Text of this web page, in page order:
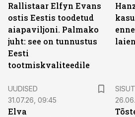
Rallistaar Elfyn Evans
ostis Eestis toodetud
aiapaviljoni. Palmako
juht: see on tunnustus
Eesti
tootmiskvaliteedile
UUDISED
31.07.26, 09:45
Elva